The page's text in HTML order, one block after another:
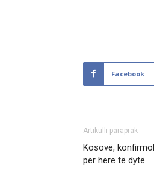
Facebook
Artikulli paraprak
Kosovë,
për herë të dytë